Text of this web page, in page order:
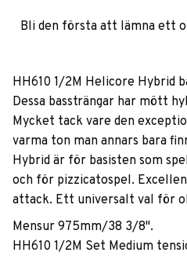
Bli den första att lämna ett
HH610 1/2M Helicore Hybrid
Dessa bassträngar har mött
Mycket tack vare den
varma ton man annars bara
Hybrid är för basisten som
och för pizzicatospel.
attack. Ett universalt val för
Mensur 975mm/38 3/8".
HH610 1/2M Set Medium